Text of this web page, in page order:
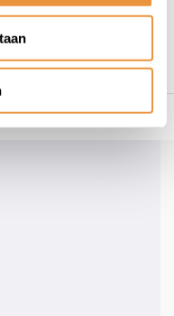
Niet goed = geld